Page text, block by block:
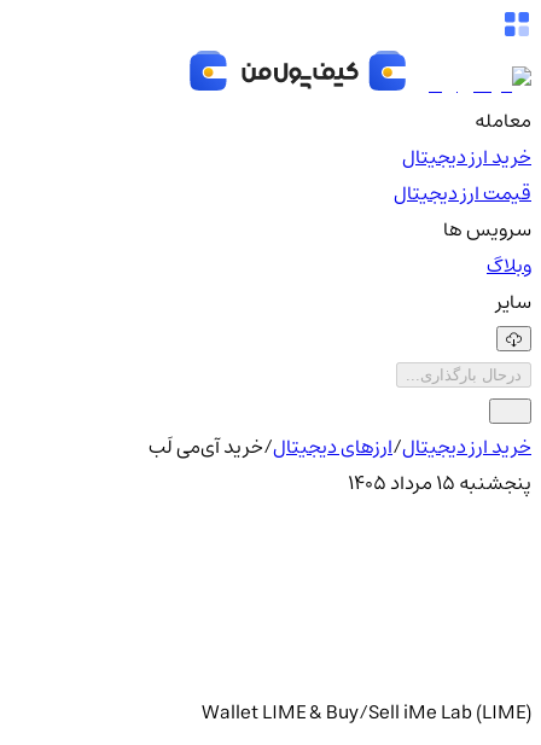
معامله
خرید ارز دیجیتال
قیمت ارز دیجیتال
سرویس ها
وبلاگ
سایر
درحال بارگذاری...
خرید ارز دیجیتال/ارزهای دیجیتال/خرید آی‌می لَب
پنجشنبه ۱۵ مرداد ۱۴۰۵
Wallet LIME & Buy/Sell iMe Lab (LIME)